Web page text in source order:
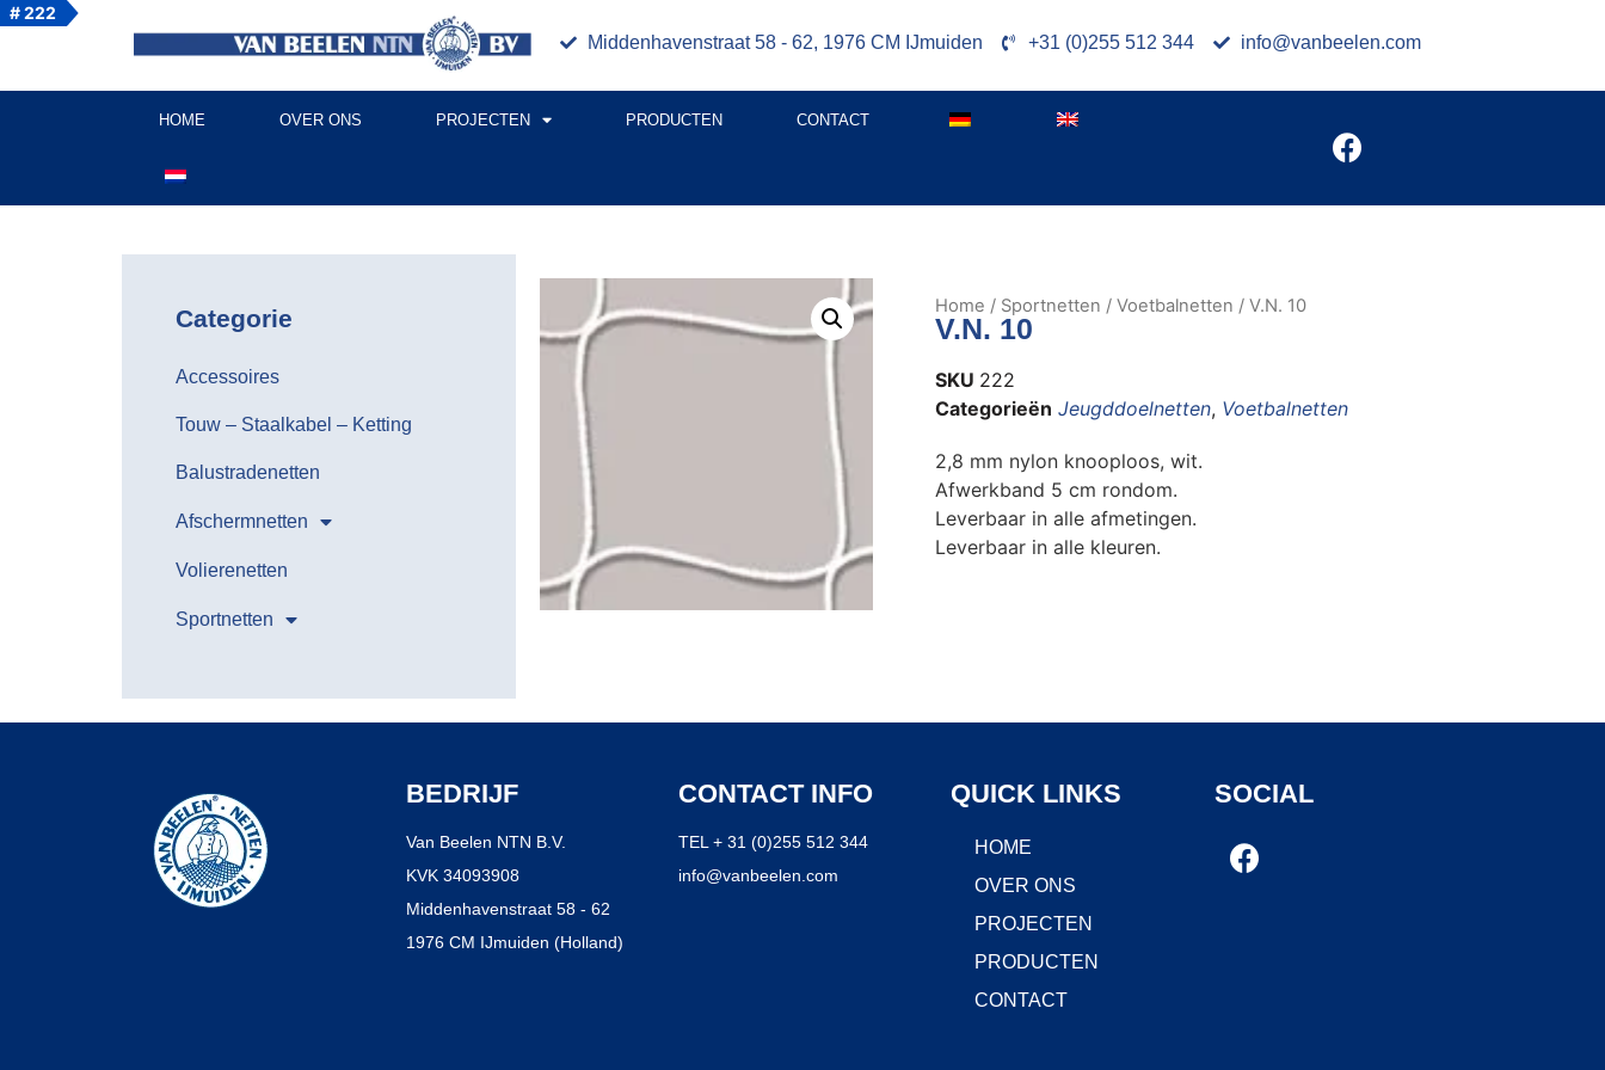
Middenhavenstraat 58 - 62, 1976 CM IJmuiden +31 (0)255 512 344 info@vanbeelen.com
HOME OVER ONS PROJECTEN PRODUCTEN CONTACT
# 222
Categorie
Accessoires
Touw – Staalkabel – Ketting
Balustradenetten
Afschermnetten
Volierenetten
Sportnetten
Home / Sportnetten / Voetbalnetten / V.N. 10
V.N. 10
SKU 222
Categorieën Jeugddoelnetten, Voetbalnetten
2,8 mm nylon knooploos, wit.
Afwerkband 5 cm rondom.
Leverbaar in alle afmetingen.
Leverbaar in alle kleuren.
BEDRIJF
Van Beelen NTN B.V.
KVK 34093908
Middenhavenstraat 58 - 62
1976 CM IJmuiden (Holland)
CONTACT INFO
TEL + 31 (0)255 512 344
info@vanbeelen.com
QUICK LINKS
HOME
OVER ONS
PROJECTEN
PRODUCTEN
CONTACT
SOCIAL